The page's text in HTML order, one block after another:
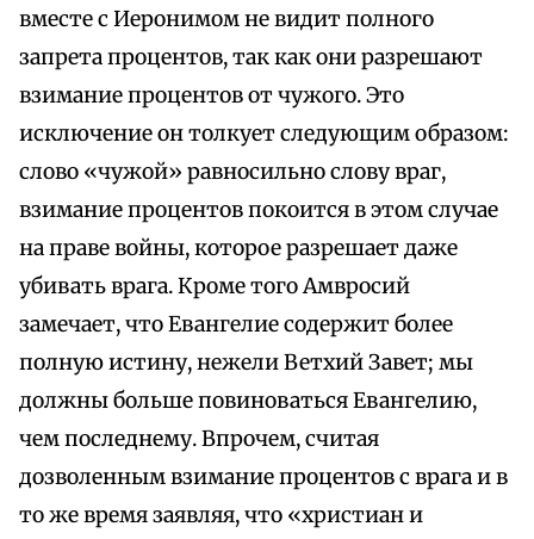
вместе с Иеронимом не видит полного
запрета процентов, так как они разрешают
взимание процентов от чужого. Это
исключение он толкует следующим образом:
слово «чужой» равносильно слову враг,
взимание процентов покоится в этом случае
на праве войны, которое разрешает даже
убивать врага. Кроме того Амвросий
замечает, что Евангелие содержит более
полную истину, нежели Ветхий Завет; мы
должны больше повиноваться Евангелию,
чем последнему. Впрочем, считая
дозволенным взимание процентов с врага и в
то же время заявляя, что «христиан и